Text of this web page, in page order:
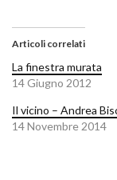
Articoli correlati
La finestra murata
14 Giugno 2012
Il vicino – Andrea
14 Novembre 2014